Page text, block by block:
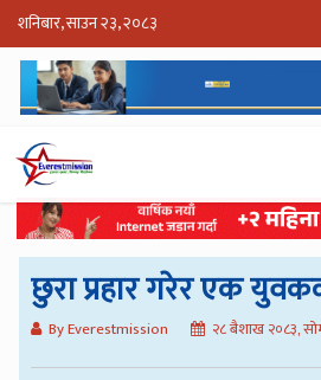
शनिबार, साउन २३, २०८३
छुरा प्रहार गरेर एक
By Everestmission २८ बैशाख २०८३,